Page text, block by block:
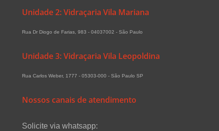
Unidade 2: Vidraçaria Vila Mariana
Rua Dr Diogo de Farias, 983 - 04037002 - São Paulo
Unidade 3: Vidraçaria Vila Leopoldina
Rua Carlos Weber, 1777 - 05303-000 - São Paulo SP
Nossos canais de atendimento
Solicite via whatsapp: